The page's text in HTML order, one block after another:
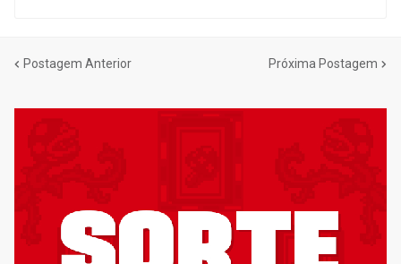
Postagem Anterior Próxima Postagem